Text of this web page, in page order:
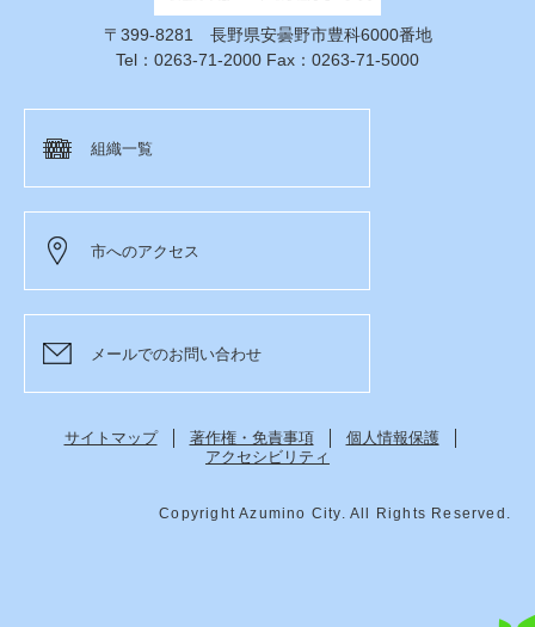
〒399-8281 長野県安曇野市豊科6000番地
Tel：0263-71-2000 Fax：0263-71-5000
組織一覧
市へのアクセス
メールでのお問い合わせ
サイトマップ 著作権・免責事項
個人情報保護
アクセシビリティ
Copyright Azumino City. All Rights Reserved.